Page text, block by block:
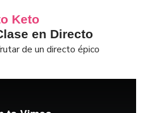
Keto
en Directo
de un directo épico